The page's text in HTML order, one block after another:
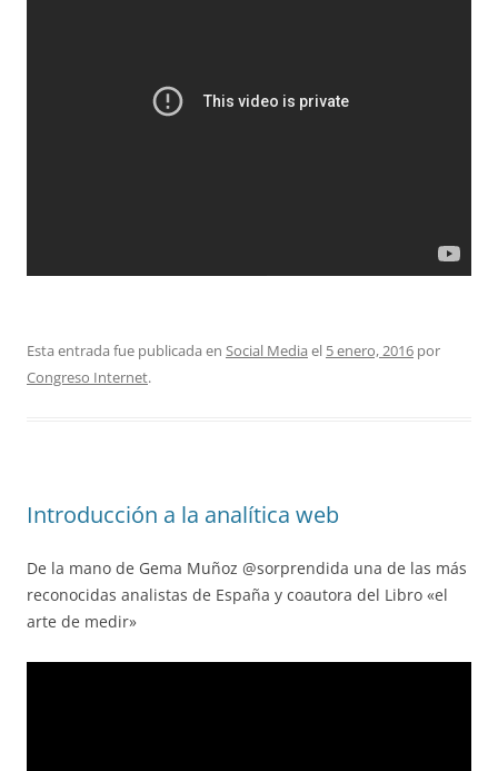
Esta entrada fue publicada en Social Media el 5 enero, 2016 por
Congreso Internet.
Introducción a la analítica web
De la mano de Gema Muñoz @sorprendida una de las más
reconocidas analistas de España y coautora del Libro «el
arte de medir»